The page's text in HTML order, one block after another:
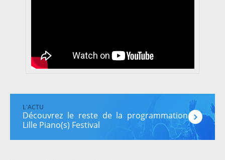
Découvrez le reste de la programmation du
Lille Piano(s) Festival